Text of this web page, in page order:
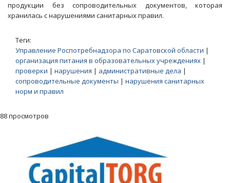
продукции без сопроводительных документов, которая
хранилась с нарушениями санитарных правил.
Теги:
Управление Роспотребнадзора по Саратовской области |
организация питания в образовательных учреждениях |
проверки | нарушения | административные дела |
сопроводительные документы | нарушения санитарных
норм и правил
88 просмотров